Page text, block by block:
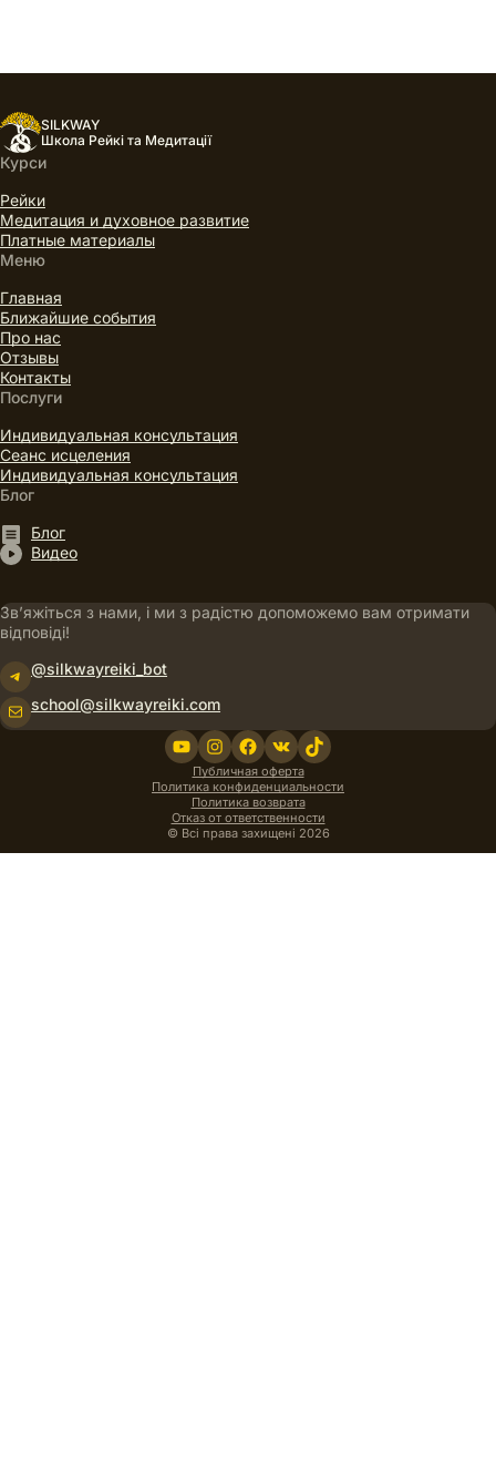
SILKWAY
Школа Рейкі та Медитації
Меню
Главная
Ближайшие события
Про нас
Отзывы
Контакты
Курси
Рейки
Медитация и духовное развитие
Платные материалы
Послуги
Индивидуальная консультация
Сеанс исцеления
Индивидуальная консультация
Блог
Блог
Видео
Зв’яжіться з нами, і ми з радістю допоможемо вам отримати
відповіді!
Telegram @silkwayreiki_bot
Пошта school@silkwayreiki.com
YouTube Instagram Facebook VK TikTok
Публичная оферта
Политика конфиденциальности
Политика возврата
Отказ от ответственности
© Всі права захищені 2026